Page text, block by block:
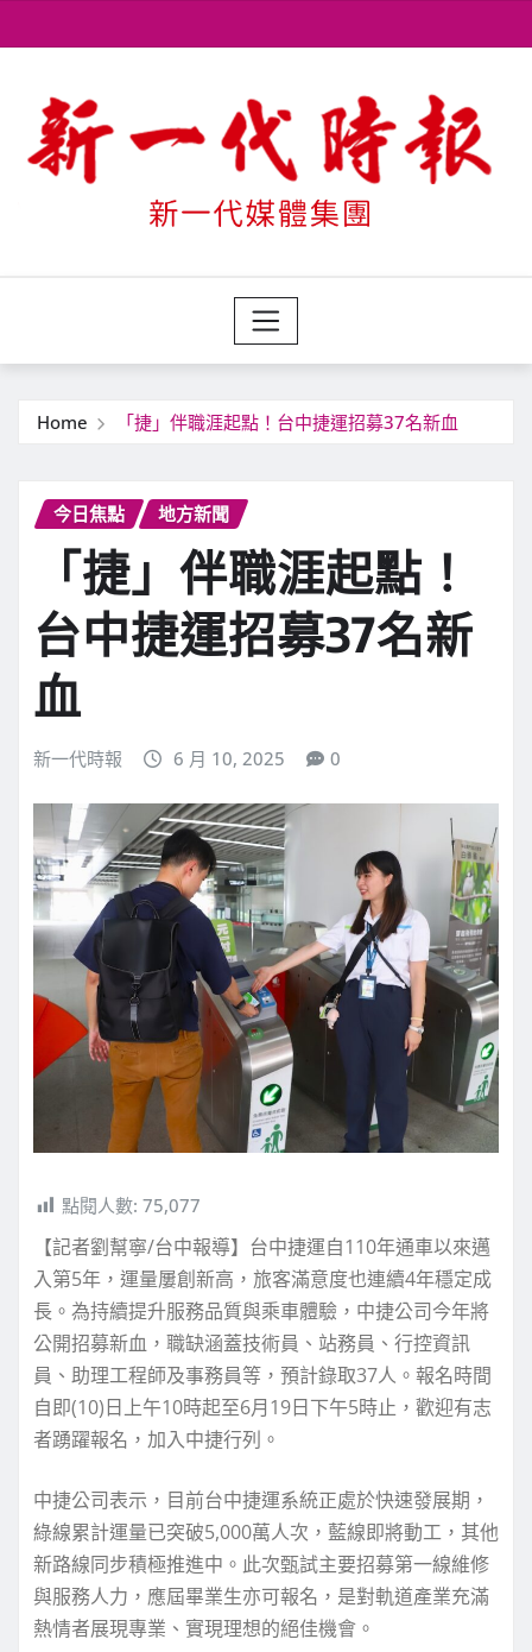
to
Home 「捷」伴職涯起點！台中捷運招募37名新血
今日焦點 地方新聞
「捷」伴職涯起點！
台中捷運招募37名新
血
新一代時報 6 月 10, 2025 0
點閱人數: 75,077
【記者劉幫寧/台中報導】台中捷運自110年通車以來邁
入第5年，運量屢創新高，旅客滿意度也連續4年穩定成
長。為持續提升服務品質與乘車體驗，中捷公司今年將
公開招募新血，職缺涵蓋技術員、站務員、行控資訊
員、助理工程師及事務員等，預計錄取37人。報名時間
自即(10)日上午10時起至6月19日下午5時止，歡迎有志
者踴躍報名，加入中捷行列。
中捷公司表示，目前台中捷運系統正處於快速發展期，
綠線累計運量已突破5,000萬人次，藍線即將動工，其他
新路線同步積極推進中。此次甄試主要招募第一線維修
與服務人力，應屆畢業生亦可報名，是對軌道產業充滿
熱情者展現專業、實現理想的絕佳機會。